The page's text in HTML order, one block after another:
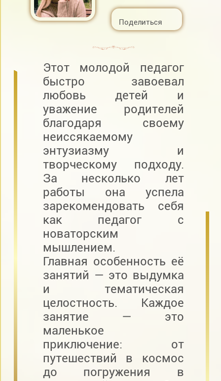
Поделиться
Этот молодой педагог
быстро завоевал
любовь детей и
уважение родителей
благодаря своему
неиссякаемому
энтузиазму и
творческому подходу.
За несколько лет
работы она успела
зарекомендовать себя
как педагог с
новаторским
мышлением.
Главная особенность её
занятий — это выдумка
и тематическая
целостность. Каждое
занятие — это
маленькое
приключение: от
путешествий в космос
до погружения в